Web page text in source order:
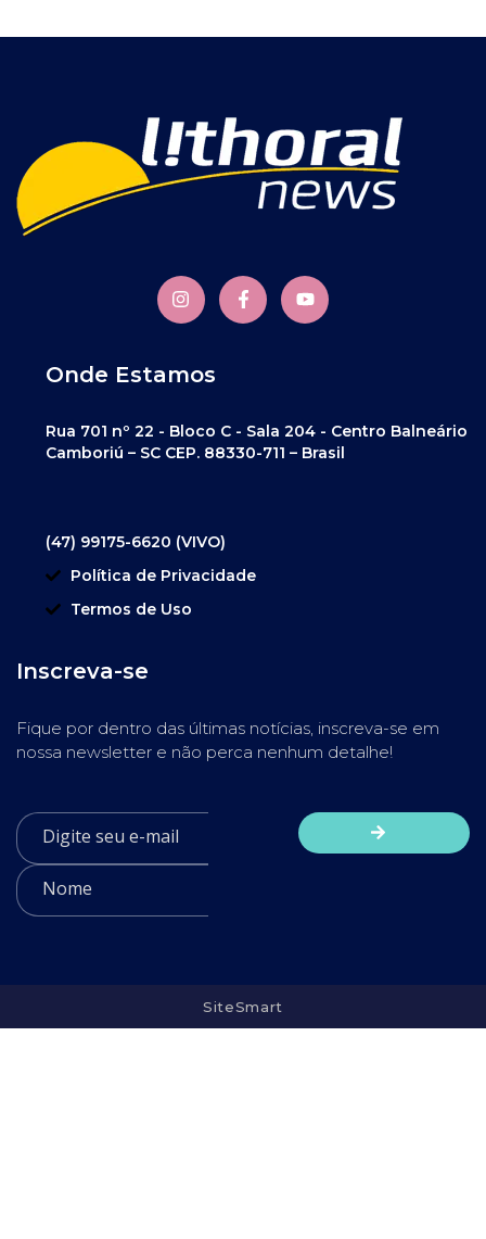
Onde Estamos
Rua 701 nº 22 - Bloco C - Sala 204 - Centro Balneário
Camboriú – SC CEP. 88330-711 – Brasil
(47) 99175-6620 (VIVO)
Política de Privacidade
Termos de Uso
Inscreva-se
Fique por dentro das últimas notícias, inscreva-se em
nossa newsletter e não perca nenhum detalhe!
SiteSmart